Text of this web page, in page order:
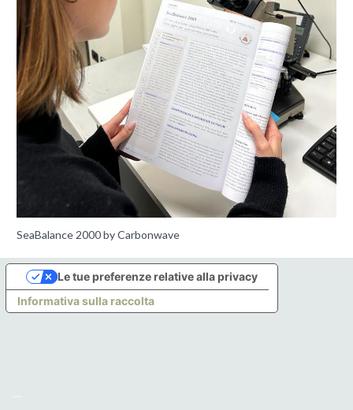
SeaBalance 2000 by Carbonwave
Informativa sulla raccolta
Le tue preferenze relative alla privacy